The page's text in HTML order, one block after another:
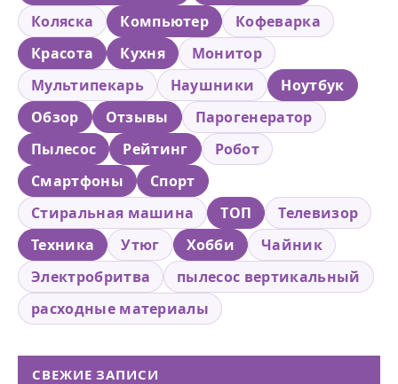
Коляска
Компьютер
Кофеварка
Красота
Кухня
Монитор
Мультипекарь
Наушники
Ноутбук
Обзор
Отзывы
Парогенератор
Пылесос
Рейтинг
Робот
Смартфоны
Спорт
Стиральная машина
ТОП
Телевизор
Техника
Утюг Хобби
Чайник
Электробритва
пылесос вертикальный
расходные материалы
СВЕЖИЕ ЗАПИСИ